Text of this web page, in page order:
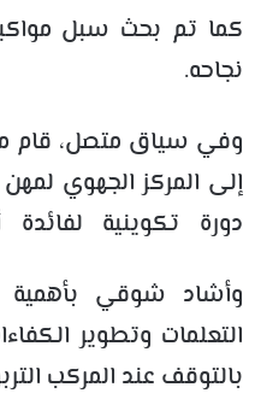
كما تم بحث سبل
نجاحه.
وفي سياق متصل، قام
إلى المركز الجهوي
دورة تكوينية
وأشاد شوقي بأهمية
التعلمات وتطوير
بالتوقف عند المركب